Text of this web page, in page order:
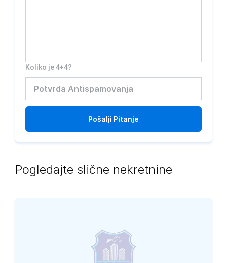
Koliko je 4+4?
Pošalji Pitanje
Pogledajte slične nekretnine